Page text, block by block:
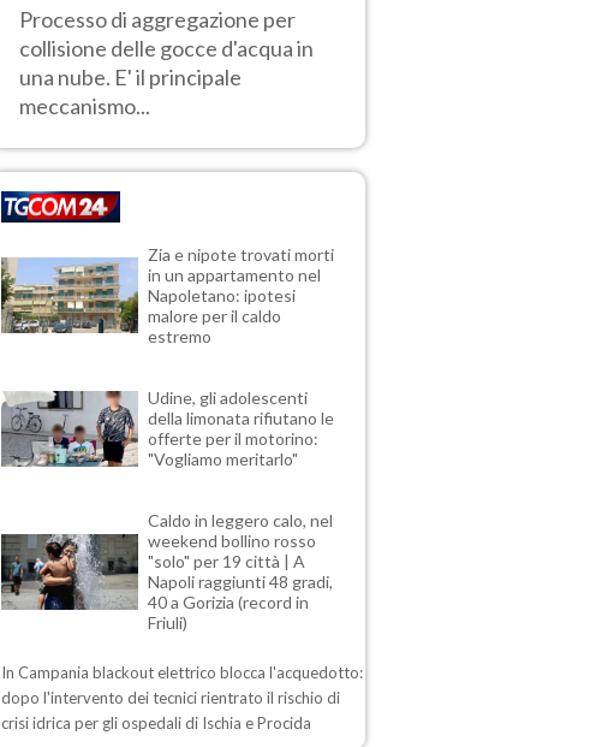
Processo di aggregazione per
collisione delle gocce d'acqua in
una nube. E' il principale
meccanismo...
Zia e nipote trovati morti
in un appartamento nel
Napoletano: ipotesi
malore per il caldo
estremo
Udine, gli adolescenti
della limonata rifiutano le
offerte per il motorino:
"Vogliamo meritarlo"
Caldo in leggero calo, nel
weekend bollino rosso
"solo" per 19 città | A
Napoli raggiunti 48 gradi,
40 a Gorizia (record in
Friuli)
In Campania blackout elettrico blocca l'acquedotto:
dopo l'intervento dei tecnici rientrato il rischio di
crisi idrica per gli ospedali di Ischia e Procida